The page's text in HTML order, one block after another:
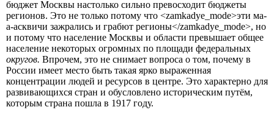
бюджет Москвы настолько сильно превосходит бюджеты
регионов. Это не только потому что <zamkadye_mode>эти ма-
а-асквичи зажрались и грабют регионы</zamkadye_mode>, но
и потому что население Москвы и области превышает общее
население некоторых огромных по площади федеральных
округов. Впрочем, это не снимает вопроса о том, почему в
России имеет место быть такая ярко выраженная
концентрации людей и ресурсов в центре. Это характерно для
развивающихся стран и обусловлено историческим путём,
которым страна пошла в 1917 году.